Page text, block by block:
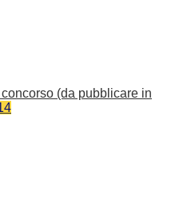
(da pubblicare in